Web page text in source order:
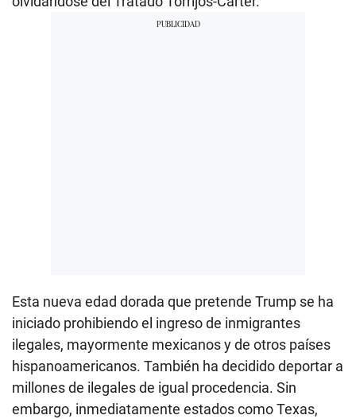
Esta nueva edad dorada que pretende Trump se ha
iniciado prohibiendo el ingreso de inmigrantes
ilegales, mayormente mexicanos y de otros países
hispanoamericanos. También ha decidido deportar a
millones de ilegales de igual procedencia. Sin
embargo, inmediatamente estados como Texas,